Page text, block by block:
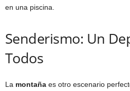
en una piscina.
Senderismo: Un
Todos
La montaña es otro escenario